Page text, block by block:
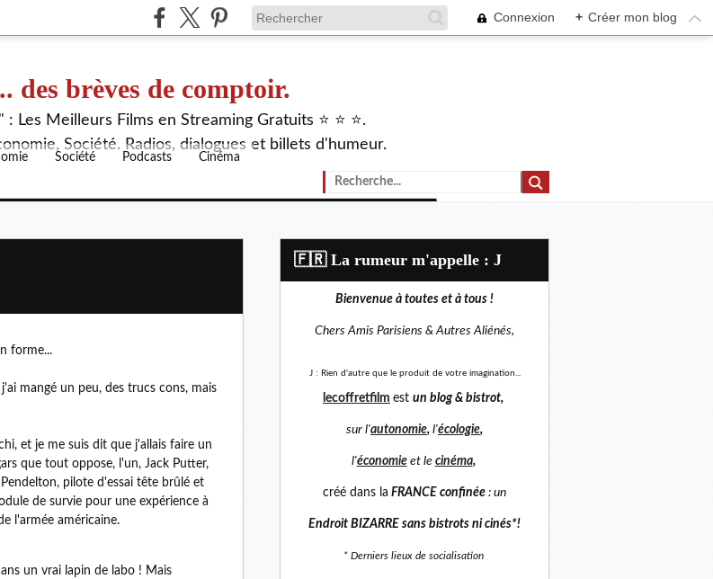
Connexion + Créer mon blog
brèves de comptoir.
Les Meilleurs Films en Streaming Gratuits ⭐ ⭐ ⭐.
Société. Radios, dialogues et billets d'humeur.
Société Podcasts Cinéma
forme...
mangé un peu, des trucs cons, mais
et je me suis dit que j'allais faire un
que tout oppose, l'un, Jack Putter,
pilote d'essai tête brûlé et
de survie pour une expérience à
l'armée américaine.
un vrai lapin de labo ! Mais
​🇫🇷​ La rumeur m'appelle : J
Bienvenue à toutes et à tous !
Chers Amis Parisiens &Autres Aliénés,
J : Rien d'autre que le produit de votre imagination...
lecoffretfilm est un blog & bistrot,
sur l'autonomie, l'écologie,
l'économie et le cinéma,
créé dans la FRANCE confinée : un
Endroit BIZARRE sans bistrots ni cinés*!
* Derniers lieux de socialisation